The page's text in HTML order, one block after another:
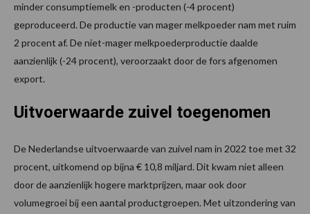
minder consumptiemelk en -producten (-4 procent)
geproduceerd. De productie van mager melkpoeder nam met ruim
2 procent af. De niet-mager melkpoederproductie daalde
aanzienlijk (-24 procent), veroorzaakt door de fors afgenomen
export.
Uitvoerwaarde zuivel toegenomen
De Nederlandse uitvoerwaarde van zuivel nam in 2022 toe met 32
procent, uitkomend op bijna € 10,8 miljard. Dit kwam niet alleen
door de aanzienlijk hogere marktprijzen, maar ook door
volumegroei bij een aantal productgroepen. Met uitzondering van